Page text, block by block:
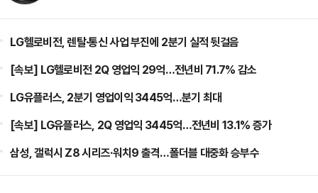
LG헬로비전, 렌탈·통신 사업 부진에 2분기 실적 뒷걸음
[속보] LG헬로비전 2Q 영업익 29억…전년비 71.7% 감소
LG유플러스, 2분기 영업이익 3445억…분기 최대
[속보] LG유플러스, 2Q 영업익 3445억…전년비 13.1% 증가
삼성, 갤럭시 Z8 시리즈·워치9 출격…폴더블 대중화 승부수